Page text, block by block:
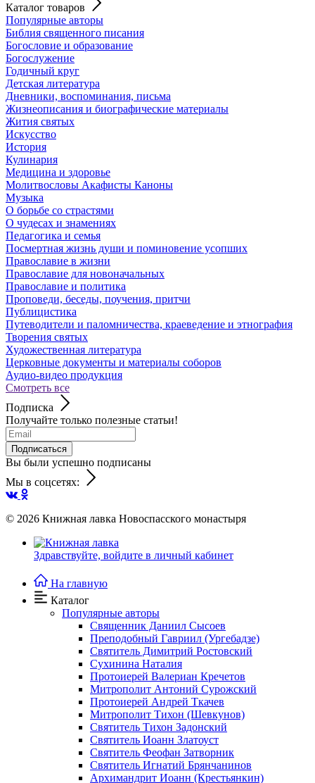
Каталог товаров
Популярные авторы
Библия священного писания
Богословие и образование
Богослужение
Годичный круг
Детская литература
Дневники, воспоминания, письма
Жизнеописания и биографические материалы
Жития святых
Искусство
История
Кулинария
Медицина и здоровье
Молитвословы Акафисты Каноны
Музыка
О борьбе со страстями
О чудесах и знамениях
Педагогика и семья
Посмертная жизнь души и поминовение усопших
Православие в жизни
Православие для новоначальных
Православие и политика
Проповеди, беседы, поучения, притчи
Публицистика
Путеводители и паломничества, краеведение и этнография
Творения святых
Художественная литература
Церковные документы и материалы соборов
Аудио-видео продукция
Смотреть все
Подписка
Получайте только полезные статьи!
Подписаться
Вы были успешно подписаны
Мы в соцсетях:
© 2026 Книжная лавка Новоспасского монастыря
Здравствуйте, войдите в личный кабинет
На главную
Каталог
Популярные авторы
Священник Даниил Сысоев
Преподобный Гавриил (Ургебадзе)
Святитель Димитрий Ростовский
Сухинина Наталия
Протоиерей Валериан Кречетов
Митрополит Антоний Сурожский
Протоиерей Андрей Ткачев
Митрополит Тихон (Шевкунов)
Святитель Тихон Задонский
Святитель Иоанн Златоуст
Cвятитель Феофан Затворник
Святитель Игнатий Брянчанинов
Архимандрит Иоанн (Крестьянкин)